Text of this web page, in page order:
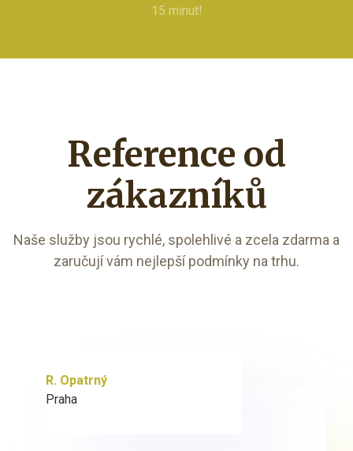
15 minut!
Reference od
zákazníků
Naše služby jsou rychlé, spolehlivé a zcela zdarma a
zaručují vám nejlepší podmínky na trhu.
R. Opatrný
Praha
K. Novák
Brno